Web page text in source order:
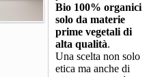
Bio 100% organici
solo da materie
prime vegetali di
alta qualità.
Una scelta non solo
etica ma anche di